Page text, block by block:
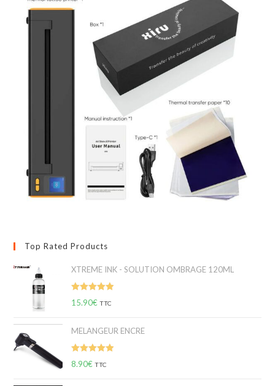
Top Rated Products
XTREME INK - SOLUTION OMBRAGE 120ML
Note5.00
15.90€ TTC
MELANGEUR ENCRE
Note5.00
8.90€ TTC